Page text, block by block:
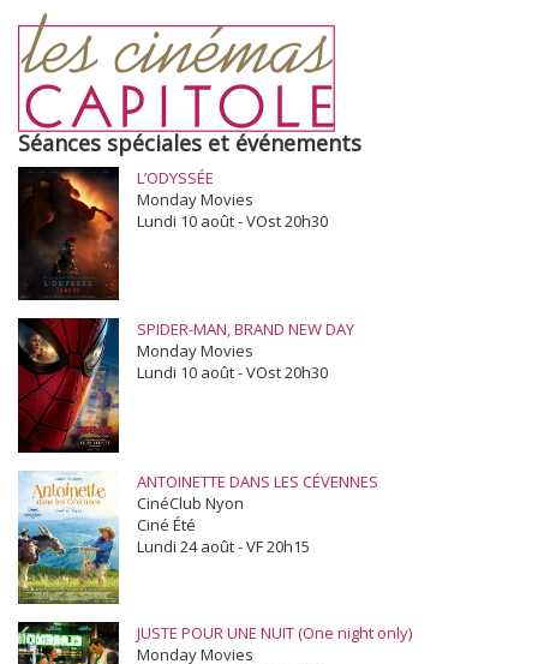
Séances spéciales et événements
L’ODYSSÉE
Monday Movies
Lundi 10 août - VOst 20h30
SPIDER-MAN, BRAND NEW DAY
Monday Movies
Lundi 10 août - VOst 20h30
ANTOINETTE DANS LES CÉVENNES
CinéClub Nyon
Ciné Été
Lundi 24 août - VF 20h15
JUSTE POUR UNE NUIT (One night only)
Monday Movies